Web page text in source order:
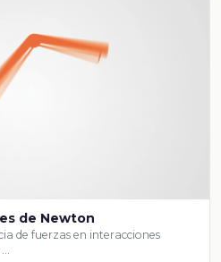
de Newton
de fuerzas en interacciones
…